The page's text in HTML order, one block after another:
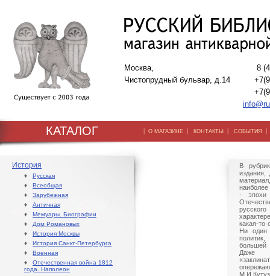
Москва,
Чистопрудный бульвар, д.14
8
КАТАЛОГ | О МАГАЗИНЕ | КОНТАКТЫ | СОБЫТИЯ
История
♦ Русская
♦ Всеобщая
♦ Зарубежная
♦ Античная
♦ Мемуары. Биографии
♦ Дом Романовых
♦ История Москвы
♦ История Санкт-Петербурга
♦ Военная
♦ Отечественная война 1812
года. Наполеон
В
издания,
- эпохи
какая-то
Ни один
большей
Даже